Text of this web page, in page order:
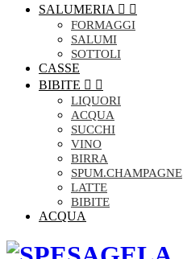
SALUMERIA  
FORMAGGI
SALUMI
SOTTOLI
CASSE
BIBITE  
LIQUORI
ACQUA
SUCCHI
VINO
BIRRA
SPUM.CHAMPAGNE
LATTE
BIBITE
ACQUA